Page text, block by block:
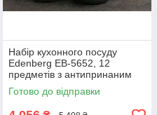
Набір кухонного посуду
Edenberg EB-5652, 12
предметів з антипринаним
покриттям
Готово до відправки